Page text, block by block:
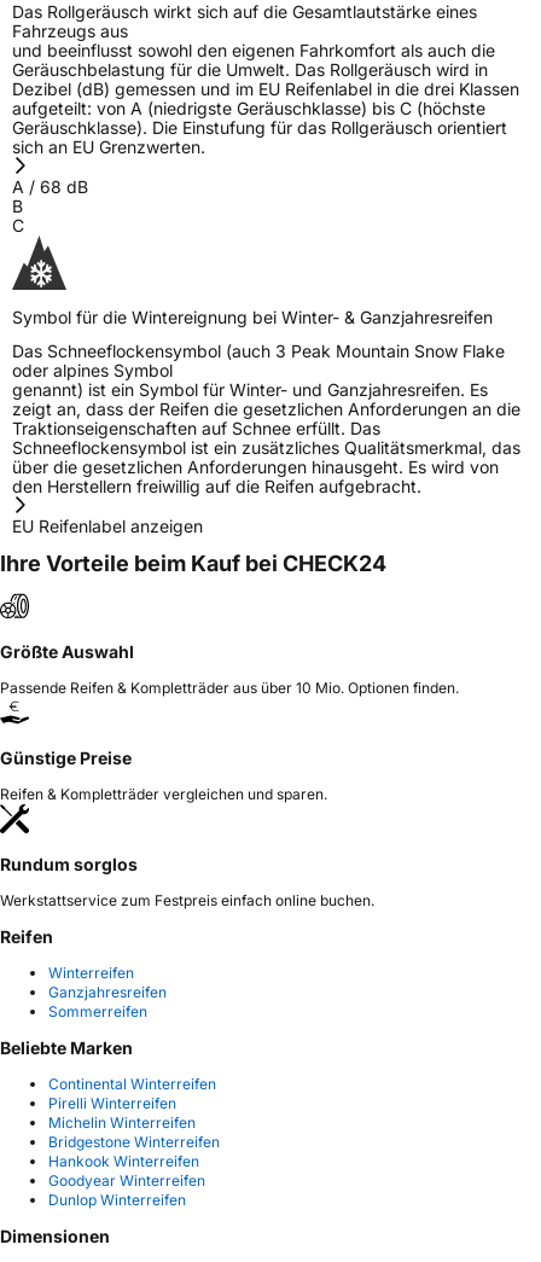
Das Rollgeräusch wirkt sich auf die Gesamtlautstärke eines
Fahrzeugs aus
und beeinflusst sowohl den eigenen Fahrkomfort als auch die
Geräuschbelastung für die Umwelt. Das Rollgeräusch wird in
Dezibel (dB) gemessen und im EU Reifenlabel in die drei Klassen
aufgeteilt: von A (niedrigste Geräuschklasse) bis C (höchste
Geräuschklasse). Die Einstufung für das Rollgeräusch orientiert
sich an EU Grenzwerten.
A / 68 dB
B
C
Symbol für die Wintereignung bei Winter- & Ganzjahresreifen
Das Schneeflockensymbol (auch 3 Peak Mountain Snow Flake
oder alpines Symbol
genannt) ist ein Symbol für Winter- und Ganzjahresreifen. Es
zeigt an, dass der Reifen die gesetzlichen Anforderungen an die
Traktionseigenschaften auf Schnee erfüllt. Das
Schneeflockensymbol ist ein zusätzliches Qualitätsmerkmal, das
über die gesetzlichen Anforderungen hinausgeht. Es wird von
den Herstellern freiwillig auf die Reifen aufgebracht.
EU Reifenlabel anzeigen
Ihre Vorteile beim Kauf bei CHECK24
Größte Auswahl
Passende Reifen & Kompletträder aus über 10 Mio. Optionen finden.
Günstige Preise
Reifen & Kompletträder vergleichen und sparen.
Rundum sorglos
Werkstattservice zum Festpreis einfach online buchen.
Reifen
Winterreifen
Ganzjahresreifen
Sommerreifen
Beliebte Marken
Continental Winterreifen
Pirelli Winterreifen
Michelin Winterreifen
Bridgestone Winterreifen
Hankook Winterreifen
Goodyear Winterreifen
Dunlop Winterreifen
Dimensionen